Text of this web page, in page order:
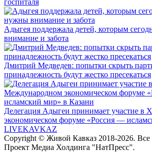
госпиталя
Адыгея поддержала детей, которым
внимание и забота
Дмитрий Медведев: попытки скрыть
принадлежность будут жестко пресекаться
Делегация Адыгеи принимает участие
экономическом форуме «Россия —
LIVEKAVKAZ
Copyright © Живой Кавказ 2018-2026.
Проект Медиа Холдинга "НатПресс".